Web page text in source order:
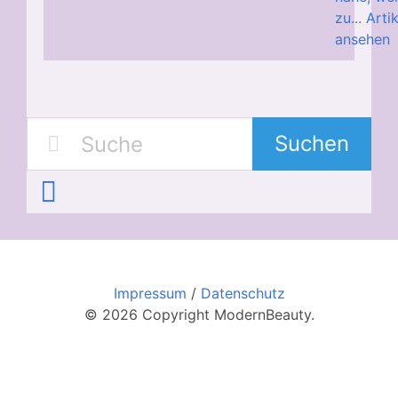
zu...
ansehen
Suchen
Impressum / Datenschutz
© 2026 Copyright ModernBeauty.